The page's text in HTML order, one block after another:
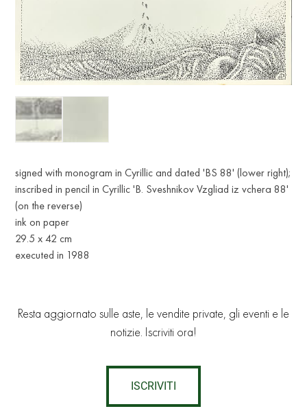
signed with monogram in Cyrillic and dated 'BS 88' (lower right);
inscribed in pencil in Cyrillic 'B. Sveshnikov Vzgliad iz vchera 88'
(on the reverse)
ink on paper
29.5 x 42 cm
executed in 1988
Resta aggiornato sulle aste, le vendite private, gli eventi e le
notizie. Iscriviti ora!
ISCRIVITI